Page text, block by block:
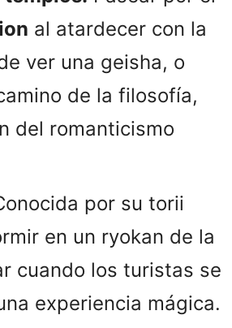
al atardecer con la
ver una geisha, o
de la filosofía,
del romanticismo
por su torii
en un ryokan de la
cuando los turistas se
experiencia mágica.